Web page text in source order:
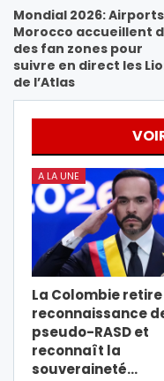
Mondial 2026:
Morocco accueillent
des fan zones pour
suivre en direct les
de l’Atlas
A LA UNE
La Colombie
reconnaissance
pseudo-RASD et
reconnaît la
souveraineté…